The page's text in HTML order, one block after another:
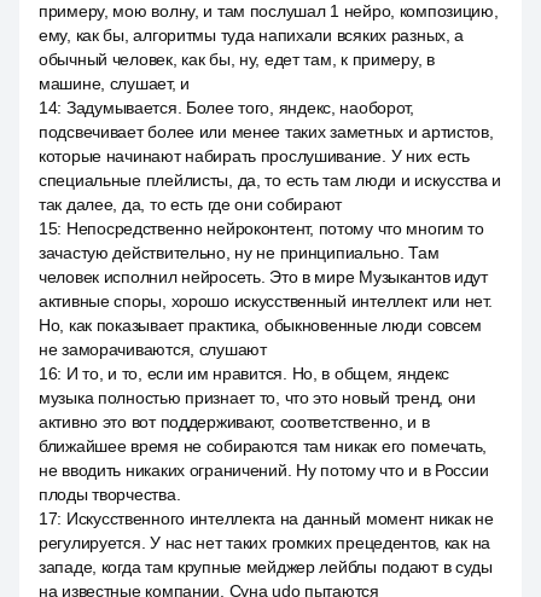
примеру, мою волну, и там послушал 1 нейро, композицию,
ему, как бы, алгоритмы туда напихали всяких разных, а
обычный человек, как бы, ну, едет там, к примеру, в
машине, слушает, и
14: Задумывается. Более того, яндекс, наоборот,
подсвечивает более или менее таких заметных и артистов,
которые начинают набирать прослушивание. У них есть
специальные плейлисты, да, то есть там люди и искусства и
так далее, да, то есть где они собирают
15: Непосредственно нейроконтент, потому что многим то
зачастую действительно, ну не принципиально. Там
человек исполнил нейросеть. Это в мире Музыкантов идут
активные споры, хорошо искусственный интеллект или нет.
Но, как показывает практика, обыкновенные люди совсем
не заморачиваются, слушают
16: И то, и то, если им нравится. Но, в общем, яндекс
музыка полностью признает то, что это новый тренд, они
активно это вот поддерживают, соответственно, и в
ближайшее время не собираются там никак его помечать,
не вводить никаких ограничений. Ну потому что и в России
плоды творчества.
17: Искусственного интеллекта на данный момент никак не
регулируется. У нас нет таких громких прецедентов, как на
западе, когда там крупные мейджер лейблы подают в суды
на известные компании. Суна udo пытаются